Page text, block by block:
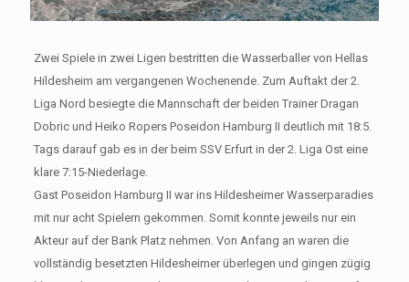
Zwei Spiele in zwei Ligen bestritten die Wasserballer von Hellas
Hildesheim am vergangenen Wochenende. Zum Auftakt der 2.
Liga Nord besiegte die Mannschaft der beiden Trainer Dragan
Dobric und Heiko Ropers Poseidon Hamburg II deutlich mit 18:5.
Tags darauf gab es in der beim SSV Erfurt in der 2. Liga Ost eine
klare 7:15-Niederlage.
Gast Poseidon Hamburg II war ins Hildesheimer Wasserparadies
mit nur acht Spielern gekommen. Somit konnte jeweils nur ein
Akteur auf der Bank Platz nehmen. Von Anfang an waren die
vollständig besetzten Hildesheimer überlegen und gingen zügig